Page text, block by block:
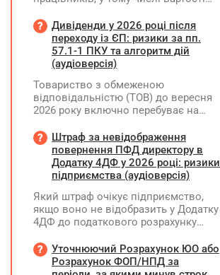
карткового рахунку працівника та
підтвердження таких операцій
первинними документами, належать
до компетенції Мінфіну
Дивіденди у 2026 році після
переходу із ЄП: ризики за пп.
57.1-1 ПКУ та алгоритм дій
(аудіоверсія)
Товариство з обмеженою
відповідальністю (ТОВ) до вересня
2026 року включно перебуває на
(єдиний податок, 3 група, ставка 5%,
неплатник ПДВ). З 1 жовтня 2026
року підприємство переходить на
загальну систему оподаткування
прибуток). За результатами
діяльності у періоді 2024–2025 років
(під час перебування на спрощеній
чистий прибуток, сума
нерозподіленого прибутку в балансі
Штраф за невідображення
повернення ПФД директору в
Додатку 4ДФ у 2026 році: ризики
підприємства (аудіоверсія)
Який штраф очікує підприємство,
якщо воно не відобразить у Додатку
4ДФ до податкового розрахунку
допомоги (ПФД) директору?
Уточнюючий Розрахунок ЮО або
Розрахунок ФОП/НПД за